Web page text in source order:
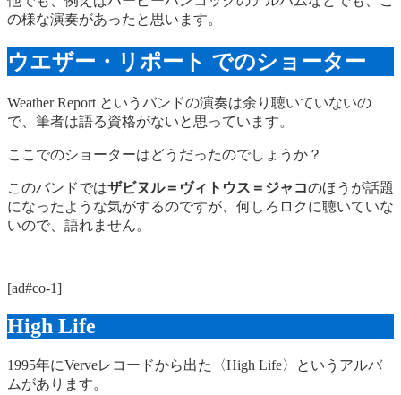
の様な演奏があったと思います。
ウエザー・リポート でのショーター
Weather Report というバンドの演奏は余り聴いていないの
で、筆者は語る資格がないと思っています。
ここでのショーターはどうだったのでしょうか？
このバンドではザビヌル＝ヴィトウス＝ジャコのほうが話題
になったような気がするのですが、何しろロクに聴いていな
いので、語れません。
[ad#co-1]
High Life
1995年にVerveレコードから出た〈High Life〉というアルバ
ムがあります。